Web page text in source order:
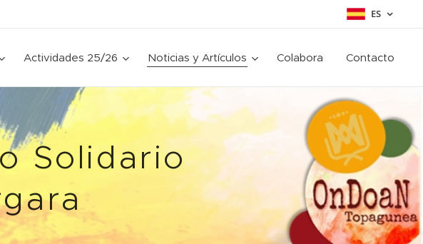
ES
Actividades 25/26 Noticias y Artículos Colabora Contacto
Solidario